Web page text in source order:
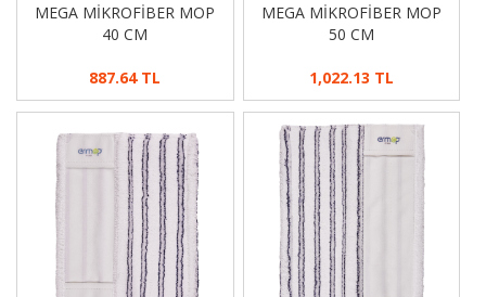
MEGA MİKROFİBER MOP
40 CM
887.64 TL
MEGA MİKROFİBER MOP
50 CM
1,022.13 TL